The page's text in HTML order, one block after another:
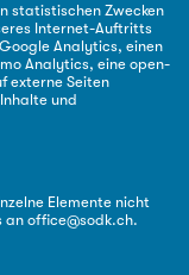
statistischen Zwecken
Internet-Auftritts
Analytics, einen
Analytics, eine open-
externe Seiten
und
Elemente nicht
an office@sodk.ch.